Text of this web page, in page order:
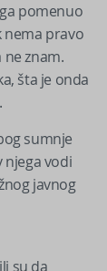
pomenuo
nema pravo
znam.
šta je onda
sumnje
njega vodi
javnog
su da